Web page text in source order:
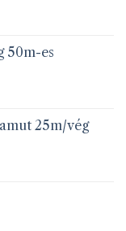
50m-es
25m/vég